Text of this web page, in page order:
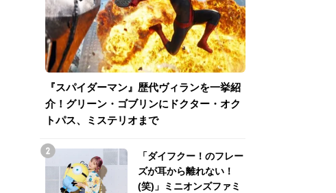
『スパイダーマン』歴代ヴィランを一挙紹
介！グリーン・ゴブリンにドクター・オク
トパス、ミステリオまで
「ダイフクー！のフレー
ズが耳から離れない！
(笑)」ミニオンズファミ